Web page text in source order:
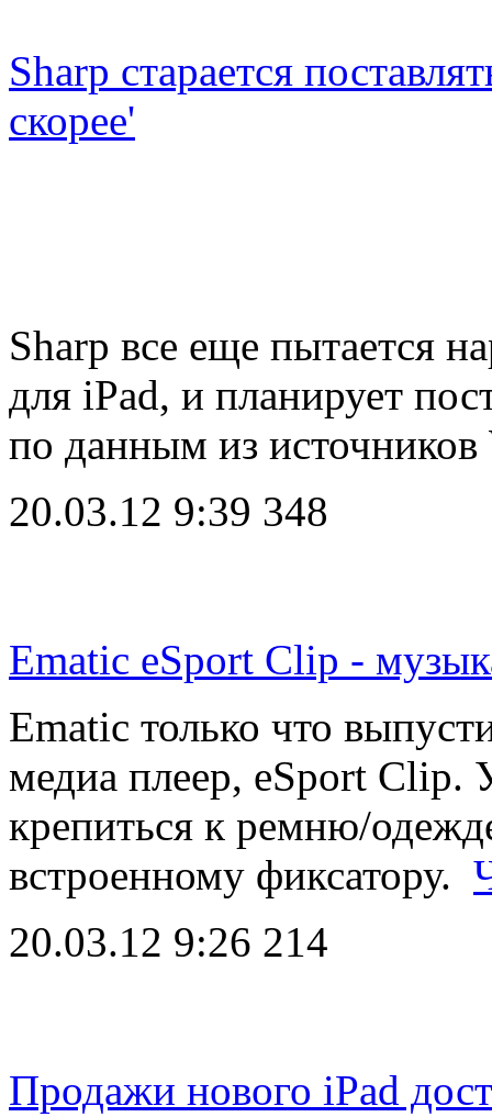
Sharp старается
скорее'
Sharp все еще пытается
для iPad, и планирует
по данным из
20.03.12 9:39 348
Ematic eSport Clip -
Ematic только что
медиа плеер, eSport Clip.
крепиться к ремню/
встроенному фиксатору.
20.03.12 9:26 214
Продажи нового iPad